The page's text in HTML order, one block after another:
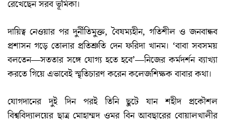
রেখেছেন সরব ভূমিকা।
দায়িত্ব নেওয়ার পর দুর্নীতিমুক্ত, বৈষম্যহীন, গতিশীল ও জনবান্ধব
প্রশাসন গড়ে তোলার প্রতিশ্রুতি দেন ফরিদা খানম। ‘বাবা সবসময়
বলতেন—সততার সঙ্গে যোগ্য হতে হবে’—নিজের কর্মদর্শন ব্যাখ্যা
করতে গিয়ে এভাবেই স্মৃতিচারণ করেন কলেজশিক্ষক বাবার কথা।
যোগদানের দুই দিন পরই তিনি ছুটে যান শহীদ প্রকৌশল
বিশ্ববিদ্যালয়ের ছাত্র মোহাম্মদ ওমর বিন আবছারের বোয়ালখালীর